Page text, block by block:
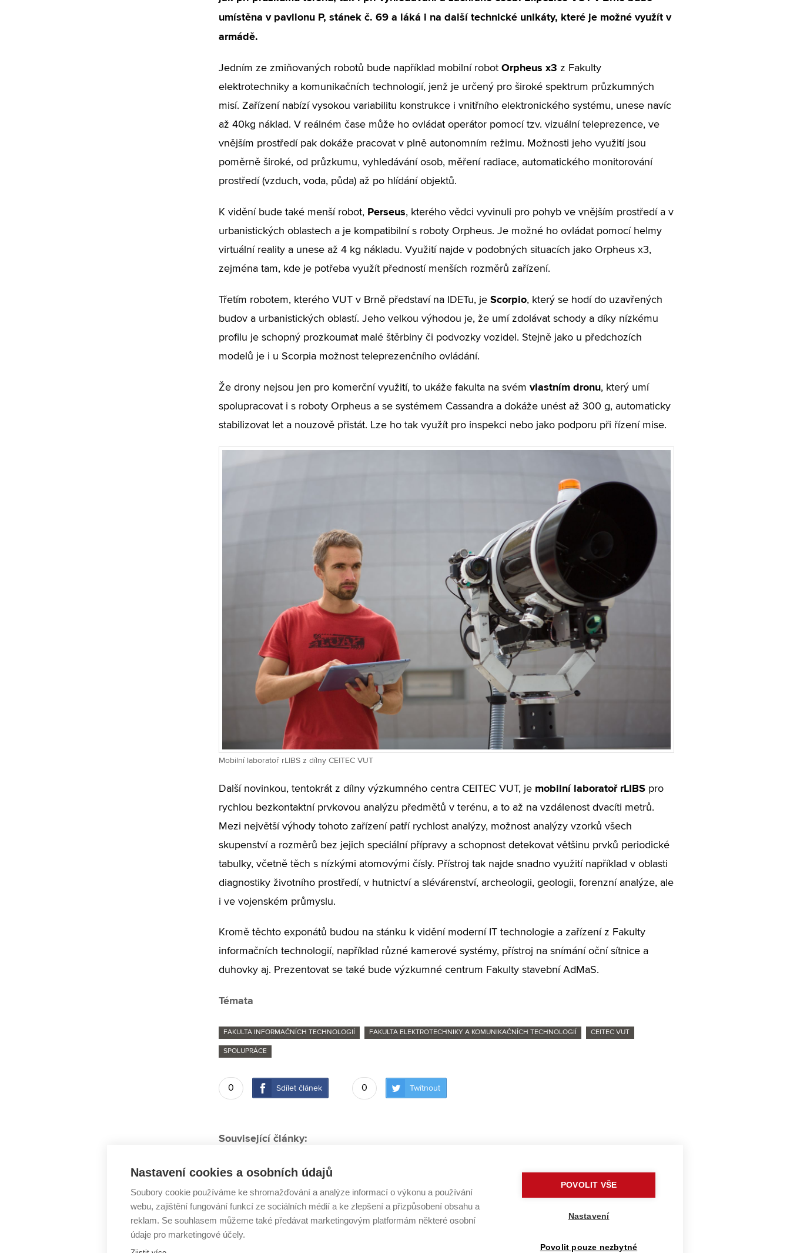
umístěna v pavilonu P, stánek č. 69 a láká i na další technické unikáty, které je možné využít v
armádě.
Jedním ze zmiňovaných robotů bude například mobilní robot Orpheus x3 z Fakulty
elektrotechniky a komunikačních technologií, jenž je určený pro široké spektrum průzkumných
misí. Zařízení nabízí vysokou variabilitu konstrukce i vnitřního elektronického systému, unese navíc
až 40kg náklad. V reálném čase může ho ovládat operátor pomocí tzv. vizuální teleprezence, ve
vnějším prostředí pak dokáže pracovat v plně autonomním režimu. Možnosti jeho využití jsou
poměrně široké, od průzkumu, vyhledávání osob, měření radiace, automatického monitorování
prostředí (vzduch, voda, půda) až po hlídání objektů.
K vidění bude také menší robot, Perseus, kterého vědci vyvinuli pro pohyb ve vnějším prostředí a v
urbanistických oblastech a je kompatibilní s roboty Orpheus. Je možné ho ovládat pomocí helmy
virtuální reality a unese až 4 kg nákladu. Využití najde v podobných situacích jako Orpheus x3,
zejména tam, kde je potřeba využít předností menších rozměrů zařízení.
Třetím robotem, kterého VUT v Brně představí na IDETu, je Scorpio, který se hodí do uzavřených
budov a urbanistických oblastí. Jeho velkou výhodou je, že umí zdolávat schody a díky nízkému
profilu je schopný prozkoumat malé štěrbiny či podvozky vozidel. Stejně jako u předchozích
modelů je i u Scorpia možnost teleprezenčního ovládání.
Že drony nejsou jen pro komerční využití, to ukáže fakulta na svém vlastním dronu, který umí
spolupracovat i s roboty Orpheus a se systémem Cassandra a dokáže unést až 300 g, automaticky
stabilizovat let a nouzově přistát. Lze ho tak využít pro inspekci nebo jako podporu při řízení mise.
Mobilní laboratoř rLIBS z dílny CEITEC VUT
Další novinkou, tentokrát z dílny výzkumného centra CEITEC VUT, je mobilní laboratoř rLIBS pro
rychlou bezkontaktní prvkovou analýzu předmětů v terénu, a to až na vzdálenost dvacíti metrů.
Mezi největší výhody tohoto zařízení patří rychlost analýzy, možnost analýzy vzorků všech
skupenství a rozměrů bez jejich speciální přípravy a schopnost detekovat většinu prvků periodické
tabulky, včetně těch s nízkými atomovými čísly. Přístroj tak najde snadno využití například v oblasti
diagnostiky životního prostředí, v hutnictví a slévárenství, archeologii, geologii, forenzní analýze, ale
i ve vojenském průmyslu.
Kromě těchto exponátů budou na stánku k vidění moderní IT technologie a zařízení z Fakulty
informačních technologií, například různé kamerové systémy, přístroj na snímání oční sítnice a
duhovky aj. Prezentovat se také bude výzkumné centrum Fakulty stavební AdMaS.
Témata
FAKULTA INFORMAČNÍCH TECHNOLOGIÍ FAKULTA ELEKTROTECHNIKY A KOMUNIKAČNÍCH TECHNOLOGIÍ CEITEC VUT
SPOLUPRÁCE
0 Sdílet článek 0 Twítnout
Související články:
Martin Cígler: Největší brzdou rychlejšího IT rozvoje je nedostatek lidí
Na tištěné violoncello hraje koncertní mistr filharmonie i hokejista
Senzory z VUT ochrání včelstva před vyhladověním i krádeží
Kyberbezpečnost roste raketově. Nový program proCyber na VUT hodnotí první studenti
Nastavení cookies a osobních údajů
Soubory cookie používáme ke shromažďování a analýze informací o výkonu a používání
webu, zajištění fungování funkcí ze sociálních médií a ke zlepšení a přizpůsobení obsahu a
reklam. Se souhlasem můžeme také předávat marketingovým platformám některé osobní
údaje pro marketingové účely.
POVOLIT VŠE
Nastavení
Povolit pouze nezbytné